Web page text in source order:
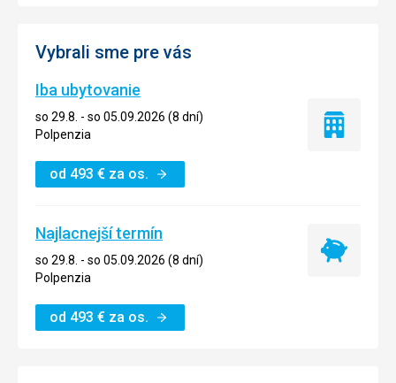
Vybrali sme pre vás
Iba ubytovanie
so 29.8. - so 05.09.2026 (8 dní)
Polpenzia
od 493 € za os.
Iba
Najlacnejší termín
so 29.8. - so 05.09.2026 (8 dní)
Polpenzia
od 493 € za os.
Najlacnejší